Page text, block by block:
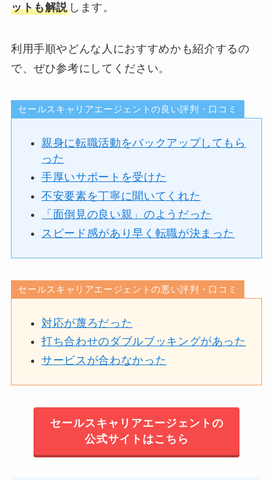
ットも解説 します。
利用手順やどんな人におすすめかも紹介するの
で、ぜひ参考にしてください。
セールスキャリアエージェントの良い評判・口コミ
親身に転職活動をバックアップしてもら
った
手厚いサポートを受けた
不安要素を丁寧に聞いてくれた
「面倒見の良い親」のようだった
スピード感があり早く転職が決まった
セールスキャリアエージェントの悪い評判・口コミ
対応が蔑ろだった
打ち合わせのダブルブッキングがあった
サービスが合わなかった
セールスキャリアエージェントの
公式サイトはこちら